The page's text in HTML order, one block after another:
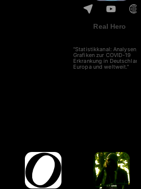
Real Hero
"Statistikkanal: Analysen,
Grafiken zur COVID-19
Erkrankung in Deutschland,
Europa und weltweit."